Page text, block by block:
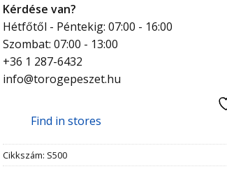
Kérdése van?
Hétfőtől - Péntekig: 07:00 - 16:00
Szombat: 07:00 - 13:00
+36 1 287-6432
info@torogepeszet.hu
Find in stores
Cikkszám: S500